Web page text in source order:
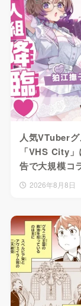
人気VTuber
「VHS City
告で大規模コ
2026年8月8日